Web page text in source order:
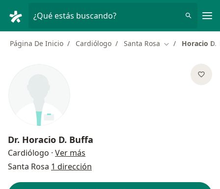
¿Qué estás buscando?
Página De Inicio Cardiólogo Santa Rosa Cambiar de
Horacio D.
Dr. Horacio D. Buffa
Cardiólogo · Ver más
Santa Rosa 1 dirección